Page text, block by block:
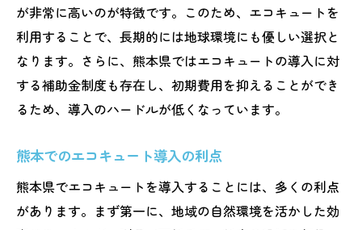
が非常に高いのが特徴です。このため、エコキュートを
利用することで、長期的には地球環境にも優しい選択と
なります。さらに、熊本県ではエコキュートの導入に対
する補助金制度も存在し、初期費用を抑えることができ
るため、導入のハードルが低くなっています。
熊本でのエコキュート導入の利点
熊本県でエコキュートを導入することには、多くの利点
があります。まず第一に、地域の自然環境を活かした効